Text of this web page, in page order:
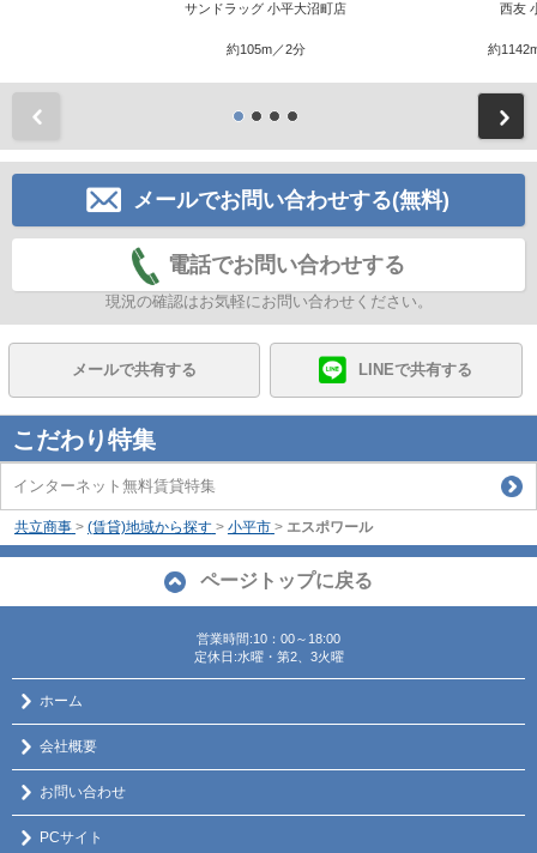
サンドラッグ 小平大沼町店
約105m／2分
西友
約
メールでお問い合わせする(無料)
電話でお問い合わせする
現況の確認はお気軽にお問い合わせください。
メールで共有する LINEで共有する
こだわり特集
インターネット無料賃貸特集
共立商事 > (賃貸)地域から探す > 小平市 > エスポワール
ページトップに戻る
営業時間:10：00～18:00
定休日:水曜・第2、3火曜
ホーム
会社概要
お問い合わせ
PCサイト